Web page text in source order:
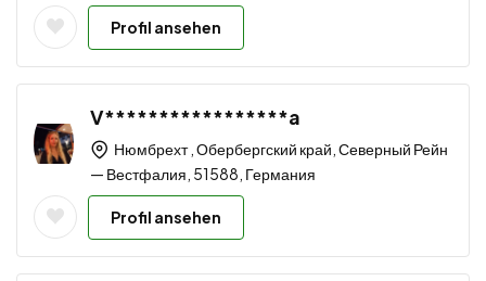
Profil ansehen
V*****************a
Нюмбрехт , Обербергский край, Северный Рейн
— Вестфалия, 51588, Германия
Profil ansehen